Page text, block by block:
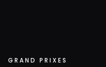
GRAND PRIXES